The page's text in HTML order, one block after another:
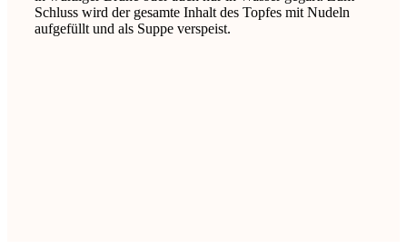
Schluss wird der gesamte Inhalt des Topfes mit Nudeln
aufgefüllt und als Suppe verspeist.